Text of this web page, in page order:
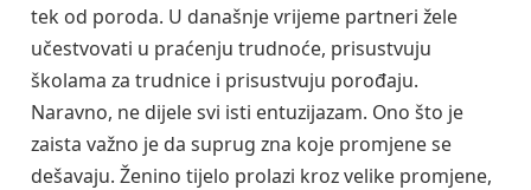
tek od poroda. U današnje vrijeme partneri žele
učestvovati u praćenju trudnoće, prisustvuju
školama za trudnice i prisustvuju porođaju.
Naravno, ne dijele svi isti entuzijazam. Ono što je
zaista važno je da suprug zna koje promjene se
dešavaju. Ženino tijelo prolazi kroz velike promjene,